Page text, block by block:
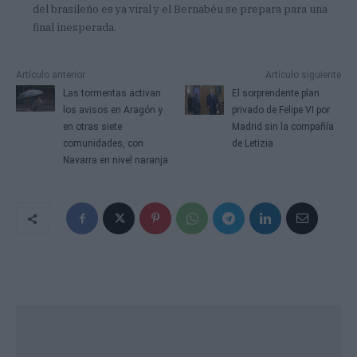
del brasileño es ya viral y el Bernabéu se prepara para una
final inesperada.
Artículo anterior
Las tormentas activan
los avisos en Aragón y
en otras siete
comunidades, con
Navarra en nivel naranja
Artículo siguiente
El sorprendente plan
privado de Felipe VI por
Madrid sin la compañía
de Letizia